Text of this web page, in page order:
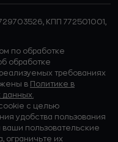
КПП 772501001,
по обработке
обработке
требованиях
в Политике в
с целью
удобства пользования
ваши пользовательские
ограничьте их